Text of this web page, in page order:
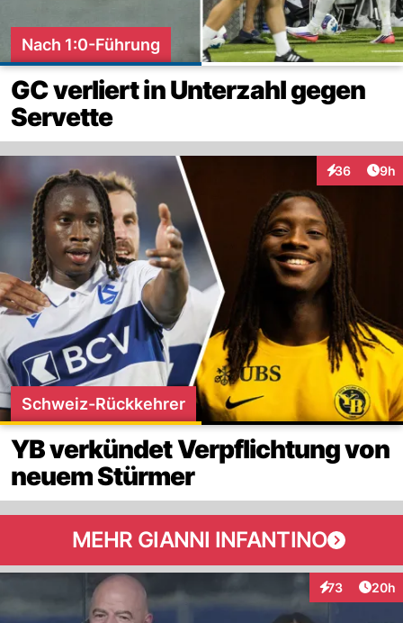
Nach 1:0-Führung
GC verliert in Unterzahl gegen
Servette
36
Interaktionen
9h
Schweiz-Rückkehrer
YB verkündet Verpflichtung von
neuem Stürmer
MEHR GIANNI INFANTINO
73
Interaktionen
20h